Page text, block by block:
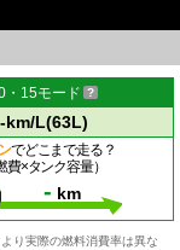
・15モード
-km/L(63L)
でどこまで走る？
費×タンク容量）
- km
り実際の燃料消費率は異な